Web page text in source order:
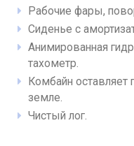
Рабочие фары,
Сиденье с
Анимированная
тахометр.
Комбайн оставляет
земле.
Чистый лог.